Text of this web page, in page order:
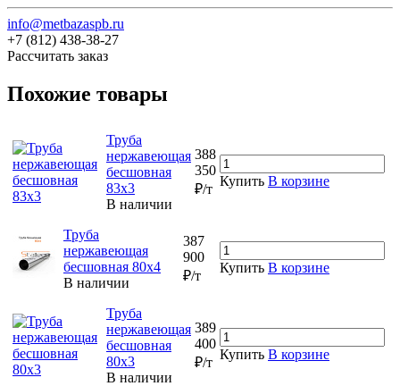
info@metbazaspb.ru
+7 (812) 438-38-27
Рассчитать заказ
Похожие товары
Труба
нержавеющая
бесшовная
83х3
В наличии
388
350
₽/т
Купить В корзине
Труба
нержавеющая
бесшовная 80х4
В наличии
387
900
₽/т
Купить В корзине
Труба
нержавеющая
бесшовная
80х3
В наличии
389
400
₽/т
Купить В корзине